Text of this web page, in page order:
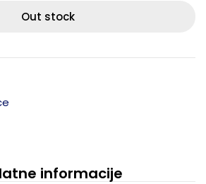
Out stock
informacije